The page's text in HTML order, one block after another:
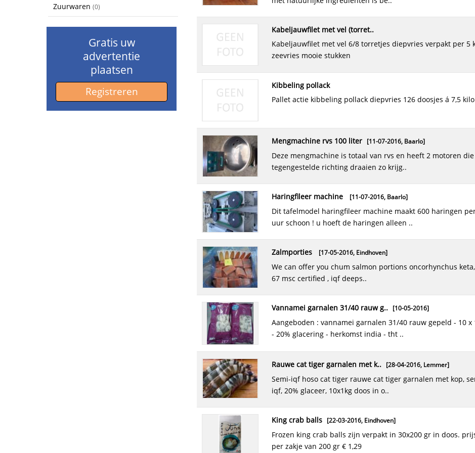
Zuurwaren (0)
Gratis uw
advertentie
plaatsen
Registreren
kabeljauwfilet met vel (torret..
kabeljauwfilet met vel 6/8 torretjes diepvries verpakt per 5 kilo.
zeevries mooie stukken
kibbeling pollack
pallet actie kibbeling pollack diepvries 126 doosjes á 7,5 kilo
mengmachine rvs 100 liter [11-07-2016, Baarlo]
deze mengmachine is totaal van rvs en heeft 2 motoren die in
tegengestelde richting draaien zo krijg..
haringfileer machine [11-07-2016, Baarlo]
dit tafelmodel haringfileer machine maakt 600 haringen per
uur schoon ! u hoeft de haringen alleen ..
zalmporties [17-05-2016, Eindhoven]
we can offer you chum salmon portions oncorhynchus keta, fao
67 msc certified , iqf deeps..
vannamei garnalen 31/40 rauw g.. [10-05-2016]
aangeboden : vannamei garnalen 31/40 rauw gepeld - 10 x 1 kg
- 20% glacering - herkomst india - tht ..
rauwe cat tiger garnalen met k.. [28-04-2016, Lemmer]
semi-iqf hoso cat tiger rauwe cat tiger garnalen met kop, semi-
iqf, 20% glaceer, 10x1kg doos in o..
king crab balls [22-03-2016, Eindhoven]
frozen king crab balls zijn verpakt in 30x200 gr in doos. prijs is
per zakje van 200 gr € 1,29